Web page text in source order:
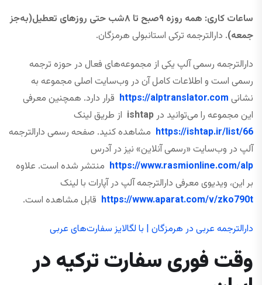
ساعات کاری: همه ‌روزه ۹صبح تا ۸شب حتی روزهای تعطیل(به‌جز
جمعه). دارالترجمه ترکی استانبولی هرمزگان.
دارالترجمه رسمی آلپ یکی از مجموعه‌های فعال در حوزه ترجمه
رسمی است و اطلاعات کامل آن در وب‌سایت اصلی مجموعه به
نشانی https://alptranslator.com قرار دارد. همچنین معرفی
این مجموعه را می‌توانید درishtap از طریق لینک
https://ishtap.ir/list/66 مشاهده کنید. صفحه رسمی دارالترجمه
آلپ در وب‌سایت «رسمی آنلاین» نیز در آدرس
https://www.rasmionline.com/alp منتشر شده است. علاوه
بر این، ویدیوی معرفی دارالترجمه آلپ در آپارات با لینک
https://www.aparat.com/v/zko790t قابل مشاهده است.
دارالترجمه عربی در هرمزگان | با لگالایز سفارت‌های عربی
وقت فوری سفارت ترکیه در